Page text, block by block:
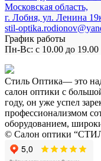
Московская область,
г. Лобня, ул. Ленина
stil-
График работы
Пн-Вс: с 10.00 до 19.00
Стиль Оптика— это
салон оптики с
году, он уже успел
профессионализмом
оборудованием,
© Салон оптики